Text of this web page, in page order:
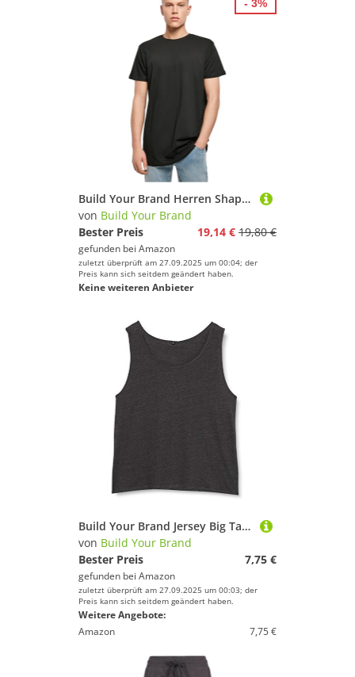
Build Your Brand Herren Shaped Long Tee T-Shirt, schwarz, M (Packung mit 2)
von Build Your Brand
Bester Preis
19,14 € 19,80 €
gefunden bei Amazon
zuletzt überprüft am 27.09.2025 um 00:04; der
Preis kann sich seitdem geändert haben.
Keine weiteren Anbieter
- 3%
Build Your Brand Jersey Big Tank XL,Charcoal (Heather)
von Build Your Brand
Bester Preis
7,75 €
gefunden bei Amazon
zuletzt überprüft am 27.09.2025 um 00:03; der
Preis kann sich seitdem geändert haben.
Weitere Angebote:
Amazon
7,75 €